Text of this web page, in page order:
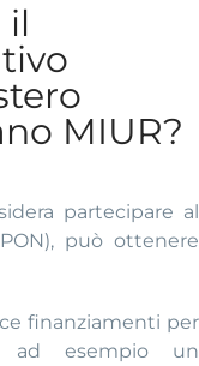
il
MIUR?
partecipare al
può ottenere
finanziamenti per
ad esempio un